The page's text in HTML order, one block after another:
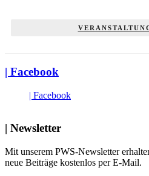
| Facebook
| Facebook
| Newsletter
Mit unserem PWS-Newsletter
neue Beiträge kostenlos per E-Mail.